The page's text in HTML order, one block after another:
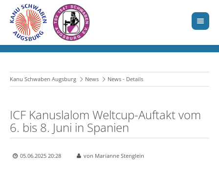
Kanu Schwaben Augsburg News News - Details
ICF Kanuslalom Weltcup-Auftakt vom
6. bis 8. Juni in Spanien
05.06.2025 20:28 von Marianne Stenglein